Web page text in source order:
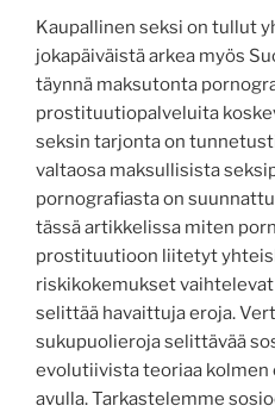
Kaupallinen seksi on tullut
jokapäiväistä arkea myös
täynnä maksutonta
prostituutiopalveluita
seksin tarjonta on
valtaosa maksullisista
pornografiasta on
tässä artikkelissa miten
prostituutioon liitetyt
riskikokemukset
selittää havaittuja eroja.
sukupuolieroja selittävää
evolutiivista teoriaa
avulla. Tarkastelemme